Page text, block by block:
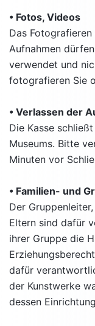
• Fotos, Videos
Das
Aufnahmen
verwendet und
fotografieren Sie
• Verlassen der
Die Kasse
Museums. Bitte
Minuten vor
• Familien- und
Der
Eltern sind dafür
ihrer Gruppe die
dafür
der Kunstwerke
dessen